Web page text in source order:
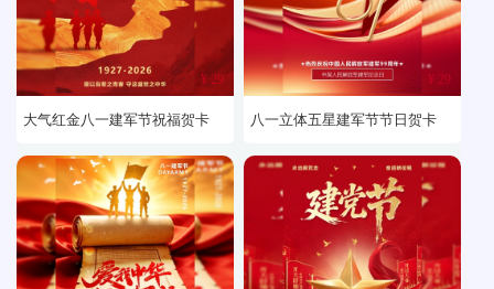
大气红金八一建军节祝福贺卡
¥ 29
八一立体五星建军节节日贺卡
¥ 29